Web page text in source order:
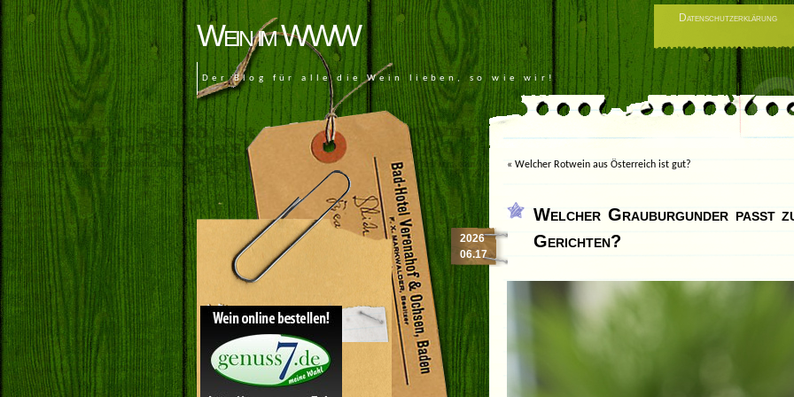
Datenschutzerklärung
Wein im WWW
Der Blog für alle die Wein lieben, so wie wir!
« Welcher Rotwein aus Österreich ist gut?
Welcher Grauburgunder passt
Gerichten?
2026
06.17